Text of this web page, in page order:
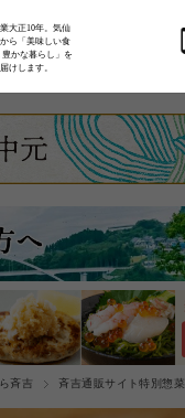
大正10年。気仙
ら「美味しい食
豊かな暮らし」を
けします。
斉吉 斉吉通販サイト特別惣菜